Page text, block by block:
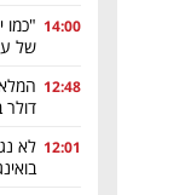
14:00 "כמו
של
12:48
12:01 לא
בואינג 737